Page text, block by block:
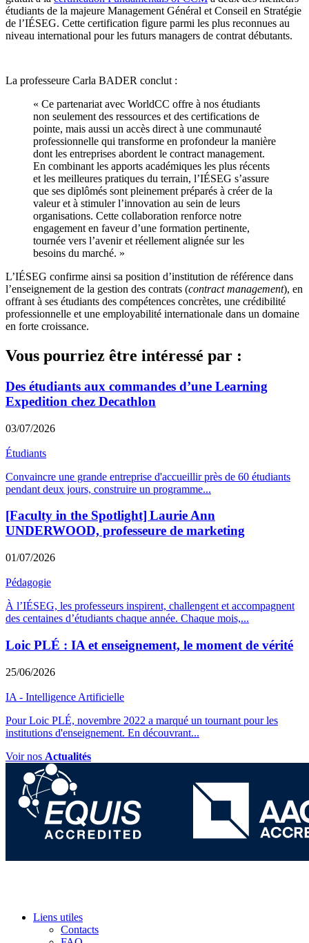
étudiants de la majeure Management Général et Conseil en Stratégie
de l’IÉSEG. Cette certification figure parmi les plus reconnues au
niveau international pour les futurs managers de contrat débutants.
La professeure Carla BADER conclut :
« Ce partenariat avec WorldCC offre à nos étudiants
non seulement des ressources et des certifications de
pointe, mais aussi un accès direct à une communauté
professionnelle qui transforme en profondeur la manière
dont les entreprises abordent le contract management.
En combinant les apports académiques les plus récents
et les meilleures pratiques du terrain, l’IÉSEG s’assure
que ses diplômés sont pleinement préparés à créer de la
valeur et à stimuler l’innovation au sein de leurs
organisations. Cette collaboration renforce notre
engagement en faveur d’une formation pertinente,
tournée vers l’avenir et réellement alignée sur les
besoins du marché. »
L’IÉSEG confirme ainsi sa position d’institution de référence dans
l’enseignement de la gestion des contrats (contract management), en
offrant à ses étudiants des compétences concrètes, une crédibilité
professionnelle et une employabilité internationale dans un domaine
en forte croissance.
Vous pourriez être intéressé par :
Des étudiants aux commandes d’une Learning
Expedition chez Decathlon
03/07/2026
Étudiants
Convaincre une grande entreprise d'accueillir près de 60 étudiants
pendant deux jours, construire un programme...
[Faculty in the Spotlight] Laurie Ann
UNDERWOOD, professeure de marketing
01/07/2026
Pédagogie
À l’IÉSEG, les professeurs inspirent, challengent et accompagnent
des centaines d’étudiants chaque année. Chaque mois,...
Loic PLÉ : IA et enseignement, le moment de vérité
25/06/2026
IA - Intelligence Artificielle
Pour Loic PLÉ, novembre 2022 a marqué un tournant pour les
institutions d'enseignement. En découvrant...
Voir nos Actualités
Liens utiles
Contacts